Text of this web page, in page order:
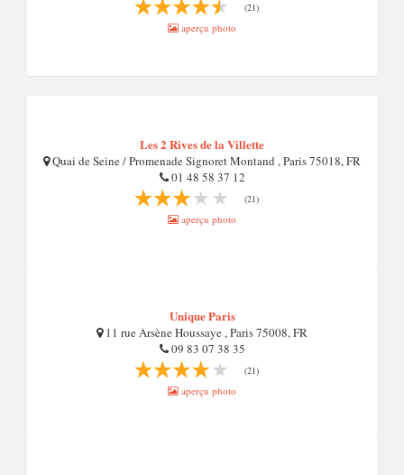
(21)
aperçu photo
Les 2 Rives de la Villette
Quai de Seine / Promenade Signoret Montand , Paris 75018, FR
01 48 58 37 12
(21)
aperçu photo
Unique Paris
11 rue Arsène Houssaye , Paris 75008, FR
09 83 07 38 35
(21)
aperçu photo